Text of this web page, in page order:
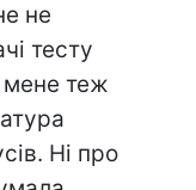
не
тесту
мене теж
Ні про